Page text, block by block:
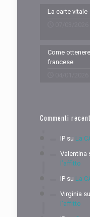
La carte vitale
Come
francese
Commenti
IPsu La
Valentina
l’affitto
IPsu La
Virginia su
l’affitto